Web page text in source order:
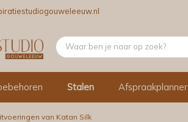
Stalen Afspraakplanner
van Katan Silk